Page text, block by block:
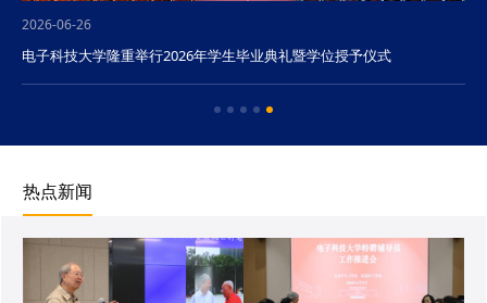
2026-06-26
电子科技大学隆重举行2026年学生毕业典礼暨学位授予仪式
热点新闻